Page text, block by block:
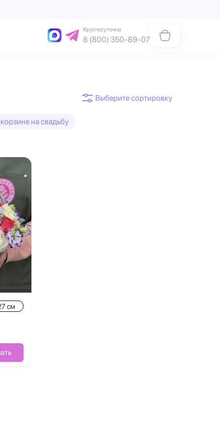
Круглосуточно
8 (800) 350-89-07
на свадьбу
см